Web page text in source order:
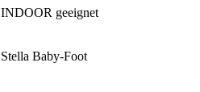
INDOOR geeignet
Stella Baby-Foot